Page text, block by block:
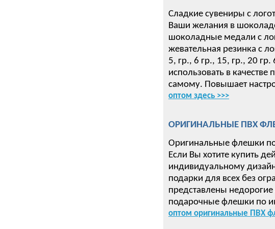
Сладкие сувениры с
Ваши желания в
шоколадные медали с
жевательная резинка с
5, гр., 6 гр., 15, гр., 20
использовать в
самому. Повышает
оптом здесь >>>
ОРИГИНАЛЬНЫЕ ПВХ
Оригинальные флешки
Если Вы хотите купить
индивидуальному
подарки для всех без
представлены
подарочные флешки по
оптом оригинальные ПВХ